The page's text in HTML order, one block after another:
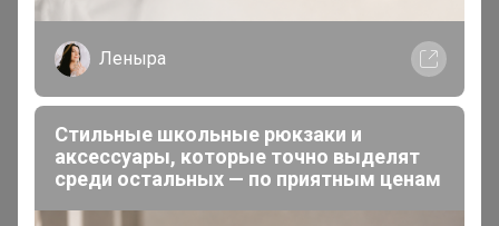
5 сентября, 2025 09:24
Здравствуйте, меди 1% нет ANNA SHAROVA?
Леныра
Стильные школьные рюкзаки и
аксессуары, которые точно выделят
среди остальных — по приятным ценам